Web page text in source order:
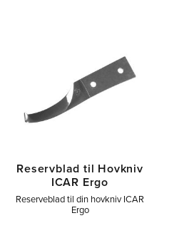
Reservblad til Hovkniv
ICAR Ergo
Reserveblad til din hovkniv ICAR
Ergo